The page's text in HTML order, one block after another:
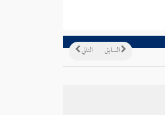
التالي السابق